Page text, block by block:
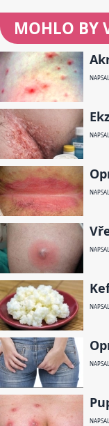
MOHLO BY